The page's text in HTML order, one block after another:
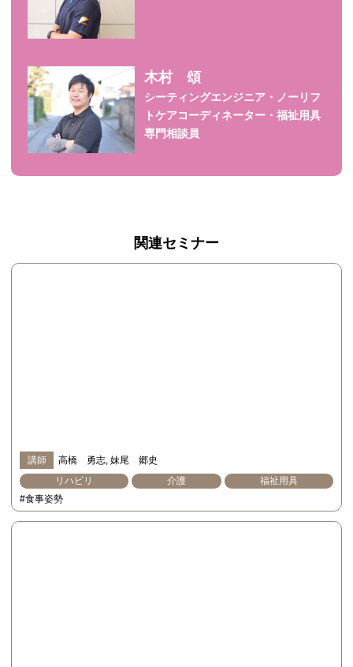
木村 頌
シーティングエンジニア・ノーリフ
トケアコーディネーター・福祉用具
専門相談員
関連セミナー
講師 高橋 勇志 妹尾 郷史
リハビリ
介護
福祉用具
#食事姿勢